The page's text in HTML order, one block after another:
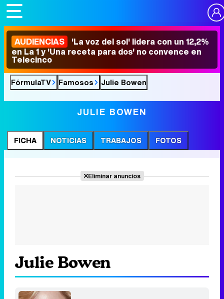
AUDIENCIAS 'La voz del sol' lidera con un 12,2%
en La 1 y 'Una receta para dos' no convence en
Telecinco
FórmulaTV Famosos Julie Bowen
JULIE BOWEN
FICHA NOTICIAS TRABAJOS FOTOS
Eliminar anuncios
Julie Bowen